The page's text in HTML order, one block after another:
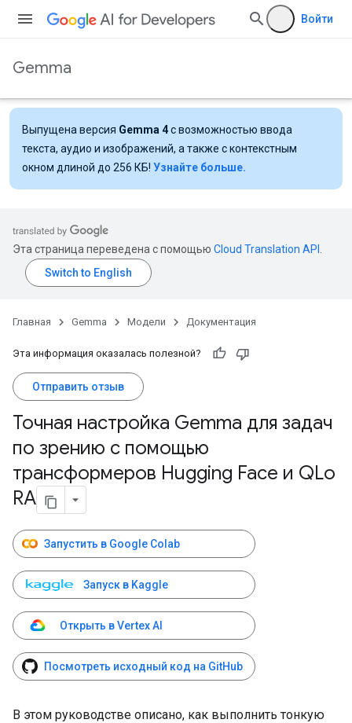
Войти
Gemma
Выпущена версия Gemma 4с возможностью ввода
текста, аудио и изображений, а также с контекстным
окном длиной до 256 КБ! Узнайте больше.
Эта страница переведена с помощью Cloud Translation API
Главная Gemma Модели Документация
Эта информация оказалась полезной?
Отправить отзыв
Точная настройка Gemma для задач
по зрению с помощью
трансформеров Hugging Face и QLo
RA
Запустить в Google Colab
Запуск в Kaggle
Открыть в Vertex AI
Посмотреть исходный код на GitHub
В этом руководстве описано, как выполнить тонкую